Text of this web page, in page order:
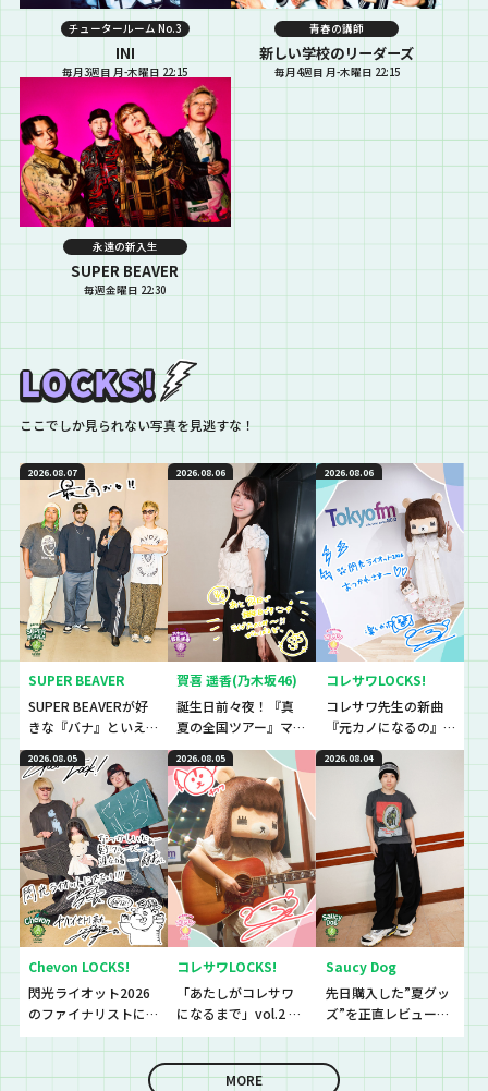
チュータールーム No.3
INI
毎月3週目 月-木曜日 22:15
青春の講師
新しい学校のリーダーズ
毎月4週目 月-木曜日 22:15
永遠の新入生
SUPER BEAVER
毎週金曜日 22:30
ここでしか見られない写真を見逃すな！
2026.08.07
SUPER BEAVER
SUPER BEAVERが好
きな『バナ』といえ
ば〜？『恋バナ』だ
ぁぁぁ！！！今回は
生徒と、恋バナ逆
電！！！！
2026.08.06
賀喜 遥香(乃木坂46)
誕生日前々夜！『真
夏の全国ツアー』マ
ストアイテムと
は！？
2026.08.06
コレサワLOCKS!
コレサワ先生の新曲
『元カノになるの』
初解禁！！！！！
2026.08.05
Chevon LOCKS!
閃光ライオット2026
のファイナリストに
思わず「なんであん
な上手いの？！」さ
らに今夜は『セット
2026.08.05
コレサワLOCKS!
「あたしがコレサワ
になるまで」vol.2 開
催！！
2026.08.04
Saucy Dog
先日購入した”夏グッ
ズ”を正直レビューし
ていきました！
MORE